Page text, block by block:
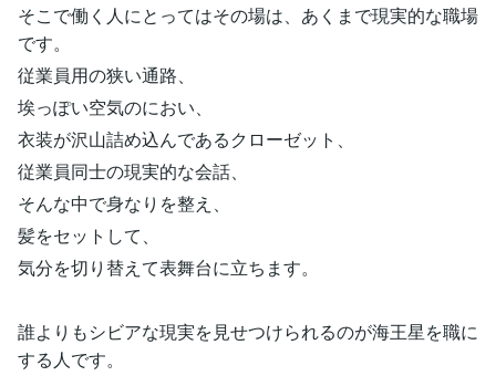
そこで働く人にとってはその場は、あくまで現実的な職場
です。
従業員用の狭い通路、
埃っぽい空気のにおい、
衣装が沢山詰め込んであるクローゼット、
従業員同士の現実的な会話、
そんな中で身なりを整え、
髪をセットして、
気分を切り替えて表舞台に立ちます。
誰よりもシビアな現実を見せつけられるのが海王星を職に
する人です。